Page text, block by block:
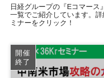
日経グループの『Eコマース
一覧でご紹介しています。
ミナーをクリック！
開催
終了